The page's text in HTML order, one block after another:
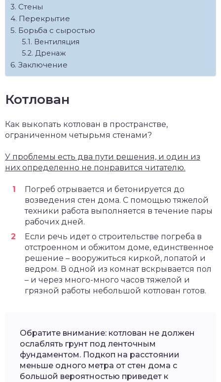
Стены
Перекрытие
Борьба с сыростью
Вентиляция
Дренаж
Заключение
Котлован
Как выкопать котлован в пространстве,
ограниченном четырьмя стенами?
У проблемы есть два пути решения, и один из
них определенно не понравится читателю.
Погреб отрывается и бетонируется до
возведения стен дома. С помощью тяжелой
техники работа выполняется в течение пары
рабочих дней.
Если речь идет о строительстве погреба в
отстроенном и обжитом доме, единственное
решение – вооружиться киркой, лопатой и
ведром. В одной из комнат вскрывается пол
– и через много-много часов тяжелой и
грязной работы небольшой котлован готов.
Обратите внимание: котлован не должен
ослаблять грунт под ленточным
фундаментом. Подкоп на расстоянии
меньше одного метра от стен дома с
большой вероятностью приведет к